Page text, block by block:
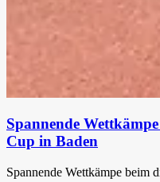
Spannende
Cup in Baden
Spannende Wettkämpe beim